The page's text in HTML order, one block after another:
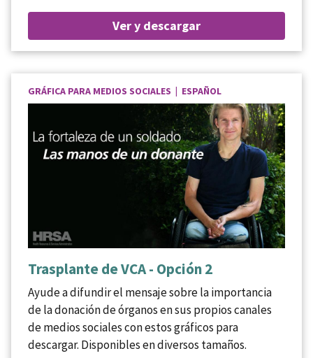
Ver y descargar
GRÁFICA PARA MEDIOS SOCIALES | ESPAÑOL
Trasplante de VCA - Opción 2
Ayude a difundir el mensaje sobre la importancia
de la donación de órganos en sus propios canales
de medios sociales con estos gráficos para
descargar. Disponibles en diversos tamaños.